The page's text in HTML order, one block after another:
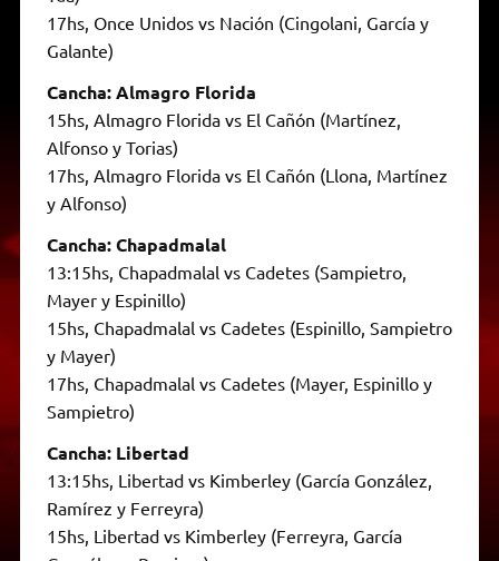
17hs, Once Unidos vs Nación (Cingolani, García y
Galante)
Cancha: Almagro Florida
15hs, Almagro Florida vs El Cañón (Martínez,
Alfonso y Torias)
17hs, Almagro Florida vs El Cañón (Llona, Martínez
y Alfonso)
Cancha: Chapadmalal
13:15hs, Chapadmalal vs Cadetes (Sampietro,
Mayer y Espinillo)
15hs, Chapadmalal vs Cadetes (Espinillo, Sampietro
y Mayer)
17hs, Chapadmalal vs Cadetes (Mayer, Espinillo y
Sampietro)
Cancha: Libertad
13:15hs, Libertad vs Kimberley (García González,
Ramírez y Ferreyra)
15hs, Libertad vs Kimberley (Ferreyra, García